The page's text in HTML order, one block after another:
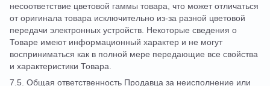
несоответствие цветовой гаммы товара, что может отличаться
от оригинала товара исключительно из-за разной цветовой
передачи электронных устройств. Некоторые сведения о
Товаре имеют информационный характер и не могут
восприниматься как в полной мере передающие все свойства
и характеристики Товара.
7.5. Общая ответственность Продавца за неисполнение или